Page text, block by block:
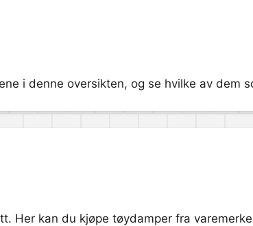
i denne oversikten, og se hvilke av dem
Her kan du kjøpe tøydamper fra